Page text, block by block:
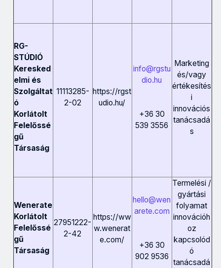
RG-
STÚDIÓ
Keresked
elmi és
Szolgáltat
ó
Korlátolt
Felelőssé
gű
Társaság
11113285-
2-02
https://rgst
udio.hu/
info@rgstu
dio.hu
+36 30
539 3556
Marketing
és/vagy
értékesítés
i
innovációs
tanácsadá
s
Wenerate
Korlátolt
Felelőssé
gű
Társaság
27951222-
2-42
https://ww
w.wenerat
e.com/
hello@wen
arete.com
+36 30
902 9536
Termelési /
gyártási
folyamat
innovációh
oz
kapcsolód
ó
tanácsadá